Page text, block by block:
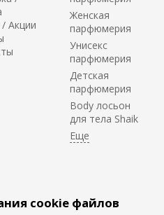
Акции
Женская
парфюмерия
Унисекс
парфюмерия
Детская
парфюмерия
Body лосьон
для тела Shaik
cookie файлов